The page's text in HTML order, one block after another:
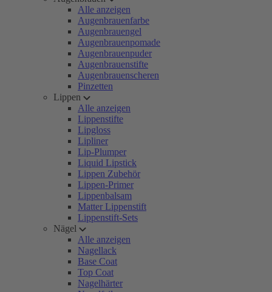
Alle anzeigen
Augenbrauenfarbe
Augenbrauengel
Augenbrauenpomade
Augenbrauenpuder
Augenbrauenstifte
Augenbrauenscheren
Pinzetten
Lippen
Alle anzeigen
Lippenstifte
Lipgloss
Lipliner
Lip-Plumper
Liquid Lipstick
Lippen Zubehör
Lippen-Primer
Lippenbalsam
Matter Lippenstift
Lippenstift-Sets
Nägel
Alle anzeigen
Nagellack
Base Coat
Top Coat
Nagelhärter